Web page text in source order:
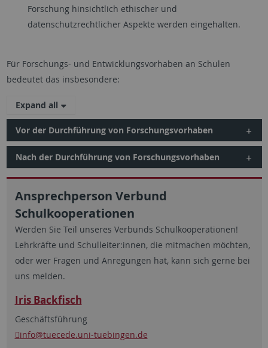
Forschung hinsichtlich ethischer und
datenschutzrechtlicher Aspekte werden eingehalten.
Für Forschungs- und Entwicklungsvorhaben an Schulen
bedeutet das insbesondere:
Expand all
Vor der Durchführung von Forschungsvorhaben
Nach der Durchführung von Forschungsvorhaben
Ansprechperson Verbund
Schulkooperationen
Werden Sie Teil unseres Verbunds Schulkooperationen!
Lehrkräfte und Schulleiter:innen, die mitmachen möchten,
oder wer Fragen und Anregungen hat, kann sich gerne bei
uns melden.
Iris Backfisch
Geschäftsführung
info@tuecede.uni-tuebingen.de